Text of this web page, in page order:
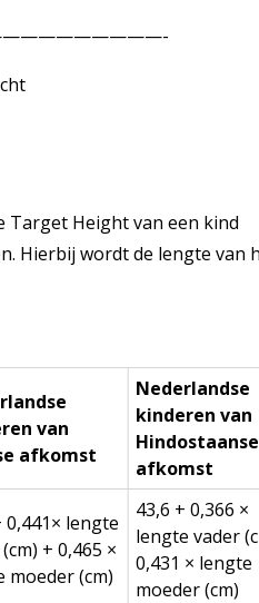
Target Height van een kind
Hierbij wordt de lengte van
van
afkomst
Nederlandse
kinderen van
Hindostaanse
afkomst
0,441× lengte
+ 0,465 ×
moeder (cm)
43,6 + 0,366 ×
lengte vader
0,431 × lengte
moeder (cm)